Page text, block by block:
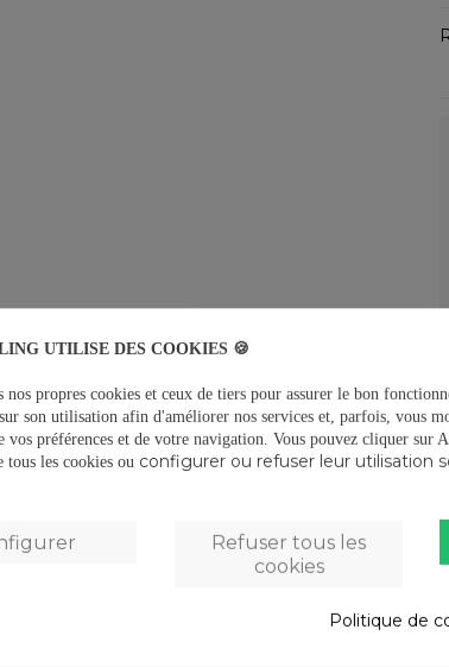
UTILISE DES COOKIES 🍪
nos propres cookies et ceux de tiers pour assurer le bon
son utilisation afin d'améliorer nos services et, parfois, vous
vos préférences et de votre navigation. Vous pouvez cliquer sur
les cookies ou configurer ou refuser leur utilisation
Refuser tous les
cookies
Politique de